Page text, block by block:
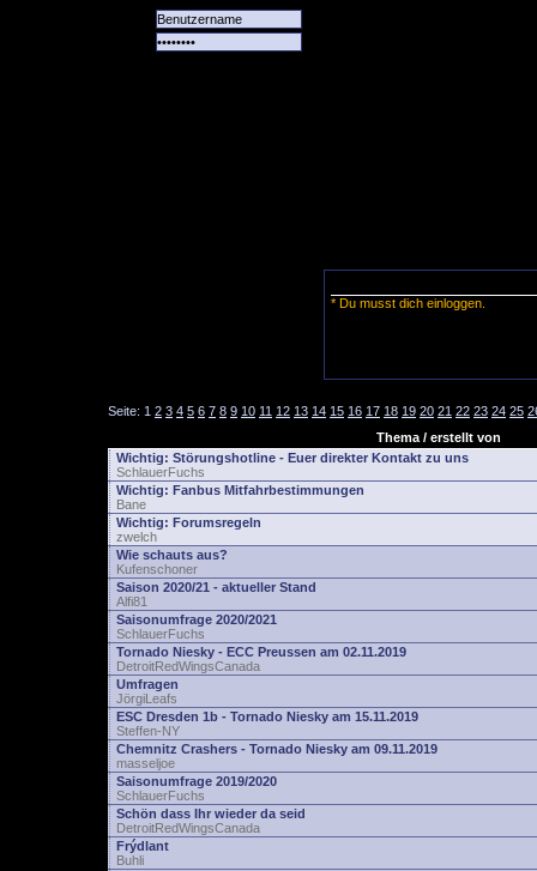
* Du musst dich einloggen.
Seite: 1 2 3 4 5 6 7 8 9 10 11 12 13 14 15 16 17 18 19 20 21 22 23 24 25
Thema / erstellt von
Wichtig: Störungshotline - Euer direkter Kontakt zu uns
SchlauerFuchs
Wichtig: Fanbus Mitfahrbestimmungen
Bane
Wichtig: Forumsregeln
zwelch
Wie schauts aus?
Kufenschoner
Saison 2020/21 - aktueller Stand
Alfi81
Saisonumfrage 2020/2021
SchlauerFuchs
Tornado Niesky - ECC Preussen am 02.11.2019
DetroitRedWingsCanada
Umfragen
JörgiLeafs
ESC Dresden 1b - Tornado Niesky am 15.11.2019
Steffen-NY
Chemnitz Crashers - Tornado Niesky am 09.11.2019
masseljoe
Saisonumfrage 2019/2020
SchlauerFuchs
Schön dass Ihr wieder da seid
DetroitRedWingsCanada
Frýdlant
Buhli